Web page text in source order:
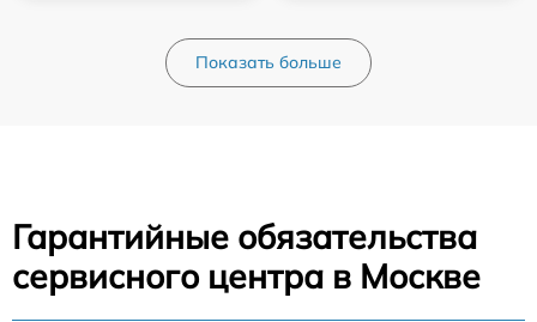
Показать больше
Гарантийные обязательства
сервисного центра в Москве